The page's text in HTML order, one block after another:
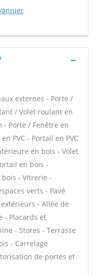
externes - Porte /
/ Volet roulant en
Porte / Fenêtre en
PVC - Portail en PVC
en bois - Volet
en bois -
- Vitrerie -
verts - Pavé
- Allée de
- Placards et
- Stores - Terrasse
- Carrelage
de portes et